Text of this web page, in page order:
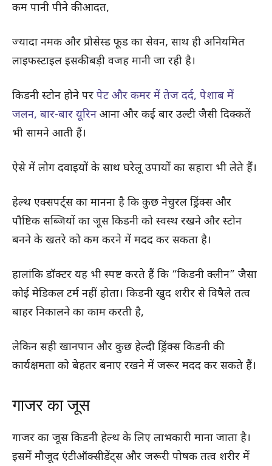
कम पानी पीने की आदत,
ज्यादा नमक और प्रोसेस्ड फूड का सेवन, साथ ही अनियमित
लाइफस्टाइल इसकी बड़ी वजह मानी जा रही है।
किडनी स्टोन होने पर पेट और कमर में तेज दर्द, पेशाब में
जलन, बार-बार यूरिन आना और कई बार उल्टी जैसी दिक्कतें
भी सामने आती हैं।
ऐसे में लोग दवाइयों के साथ घरेलू उपायों का सहारा भी लेते हैं।
हेल्थ एक्सपर्ट्स का मानना है कि कुछ नेचुरल ड्रिंक्स और
पौष्टिक सब्जियों का जूस किडनी को स्वस्थ रखने और स्टोन
बनने के खतरे को कम करने में मदद कर सकता है।
हालांकि डॉक्टर यह भी स्पष्ट करते हैं कि “किडनी क्लीन” जैसा
कोई मेडिकल टर्म नहीं होता। किडनी खुद शरीर से विषैले तत्व
बाहर निकालने का काम करती है,
लेकिन सही खानपान और कुछ हेल्दी ड्रिंक्स किडनी की
कार्यक्षमता को बेहतर बनाए रखने में जरूर मदद कर सकते हैं।
गाजर का जूस
गाजर का जूस किडनी हेल्थ के लिए लाभकारी माना जाता है।
इसमें मौजूद एंटीऑक्सीडेंट्स और जरूरी पोषक तत्व शरीर में